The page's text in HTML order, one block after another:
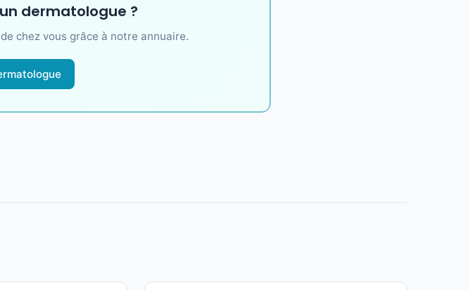
dermatologue ?
chez vous grâce à notre annuaire.